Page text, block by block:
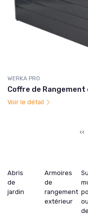
WERKA PRO
Coffre de
Voir le détail
‹‹
Abris
de
jardin
Armoires
de
rangement
extérieur
de